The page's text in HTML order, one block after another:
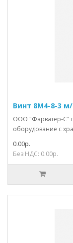
Винт 8М4-8-3
ООО "Фарватер-С"
оборудование с
0.00р.
Без НДС: 0.00р.